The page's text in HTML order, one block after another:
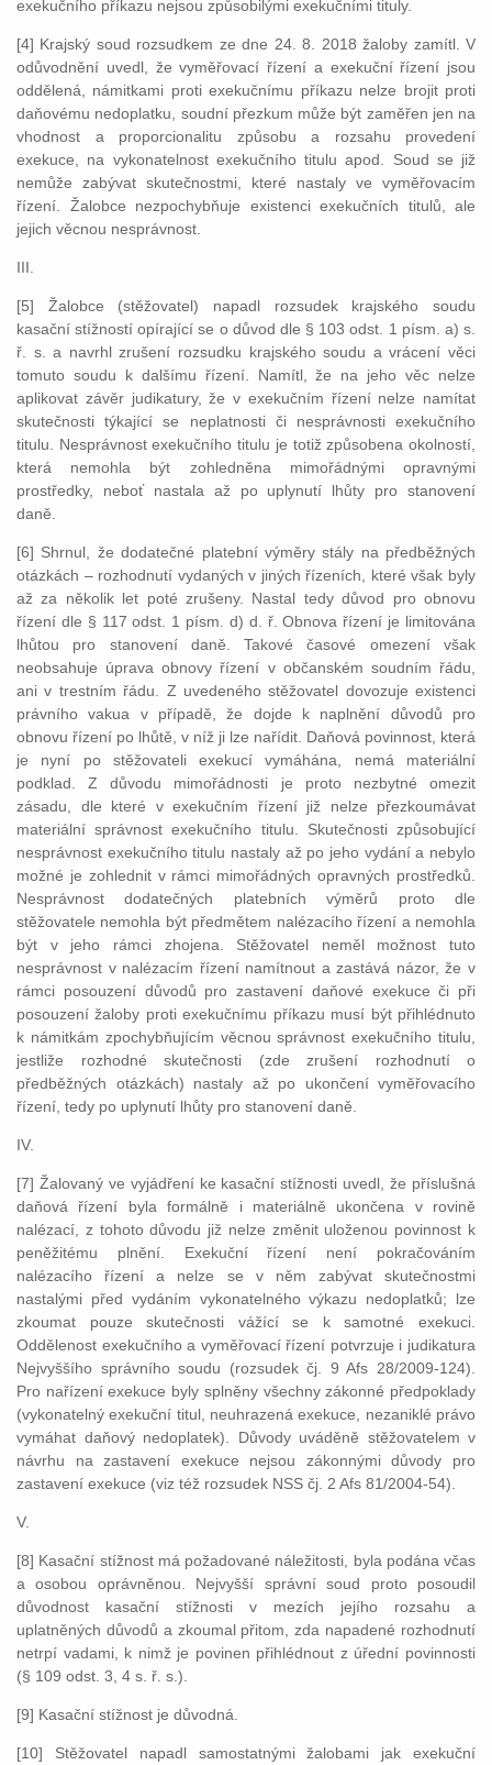
exekučního příkazu nejsou způsobilými exekučními tituly.
[4] Krajský soud rozsudkem ze dne 24. 8. 2018 žaloby zamítl. V
odůvodnění uvedl, že vyměřovací řízení a exekuční řízení jsou
oddělená, námitkami proti exekučnímu příkazu nelze brojit proti
daňovému nedoplatku, soudní přezkum může být zaměřen jen na
vhodnost a proporcionalitu způsobu a rozsahu provedení
exekuce, na vykonatelnost exekučního titulu apod. Soud se již
nemůže zabývat skutečnostmi, které nastaly ve vyměřovacím
řízení. Žalobce nezpochybňuje existenci exekučních titulů, ale
jejich věcnou nesprávnost.
III.
[5] Žalobce (stěžovatel) napadl rozsudek krajského soudu
kasační stížností opírající se o důvod dle § 103 odst. 1 písm. a) s.
ř. s. a navrhl zrušení rozsudku krajského soudu a vrácení věci
tomuto soudu k dalšímu řízení. Namítl, že na jeho věc nelze
aplikovat závěr judikatury, že v exekučním řízení nelze namítat
skutečnosti týkající se neplatnosti či nesprávnosti exekučního
titulu. Nesprávnost exekučního titulu je totiž způsobena okolností,
která nemohla být zohledněna mimořádnými opravnými
prostředky, neboť nastala až po uplynutí lhůty pro stanovení
daně.
[6] Shrnul, že dodatečné platební výměry stály na předběžných
otázkách – rozhodnutí vydaných v jiných řízeních, které však byly
až za několik let poté zrušeny. Nastal tedy důvod pro obnovu
řízení dle § 117 odst. 1 písm. d) d. ř. Obnova řízení je limitována
lhůtou pro stanovení daně. Takové časové omezení však
neobsahuje úprava obnovy řízení v občanském soudním řádu,
ani v trestním řádu. Z uvedeného stěžovatel dovozuje existenci
právního vakua v případě, že dojde k naplnění důvodů pro
obnovu řízení po lhůtě, v níž ji lze nařídit. Daňová povinnost, která
je nyní po stěžovateli exekucí vymáhána, nemá materiální
podklad. Z důvodu mimořádnosti je proto nezbytné omezit
zásadu, dle které v exekučním řízení již nelze přezkoumávat
materiální správnost exekučního titulu. Skutečnosti způsobující
nesprávnost exekučního titulu nastaly až po jeho vydání a nebylo
možné je zohlednit v rámci mimořádných opravných prostředků.
Nesprávnost dodatečných platebních výměrů proto dle
stěžovatele nemohla být předmětem nalézacího řízení a nemohla
být v jeho rámci zhojena. Stěžovatel neměl možnost tuto
nesprávnost v nalézacím řízení namítnout a zastává názor, že v
rámci posouzení důvodů pro zastavení daňové exekuce či při
posouzení žaloby proti exekučnímu příkazu musí být přihlédnuto
k námitkám zpochybňujícím věcnou správnost exekučního titulu,
jestliže rozhodné skutečnosti (zde zrušení rozhodnutí o
předběžných otázkách) nastaly až po ukončení vyměřovacího
řízení, tedy po uplynutí lhůty pro stanovení daně.
IV.
[7] Žalovaný ve vyjádření ke kasační stížnosti uvedl, že příslušná
daňová řízení byla formálně i materiálně ukončena v rovině
nalézací, z tohoto důvodu již nelze změnit uloženou povinnost k
peněžitému plnění. Exekuční řízení není pokračováním
nalézacího řízení a nelze se v něm zabývat skutečnostmi
nastalými před vydáním vykonatelného výkazu nedoplatků; lze
zkoumat pouze skutečnosti vážící se k samotné exekuci.
Oddělenost exekučního a vyměřovací řízení potvrzuje i judikatura
Nejvyššího správního soudu (rozsudek čj. 9 Afs 28/2009-124).
Pro nařízení exekuce byly splněny všechny zákonné předpoklady
(vykonatelný exekuční titul, neuhrazená exekuce, nezaniklé právo
vymáhat daňový nedoplatek). Důvody uváděně stěžovatelem v
návrhu na zastavení exekuce nejsou zákonnými důvody pro
zastavení exekuce (viz též rozsudek NSS čj. 2 Afs 81/2004-54).
V.
[8] Kasační stížnost má požadované náležitosti, byla podána včas
a osobou oprávněnou. Nejvyšší správní soud proto posoudil
důvodnost kasační stížnosti v mezích jejího rozsahu a
uplatněných důvodů a zkoumal přitom, zda napadené rozhodnutí
netrpí vadami, k nimž je povinen přihlédnout z úřední povinnosti
(§ 109 odst. 3, 4 s. ř. s.).
[9] Kasační stížnost je důvodná.
[10] Stěžovatel napadl samostatnými žalobami jak exekuční